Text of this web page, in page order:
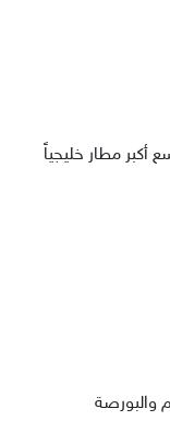
أكبر مطار خليجياً
والبورصة